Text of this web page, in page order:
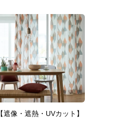
【遮像・遮熱・UVカット】